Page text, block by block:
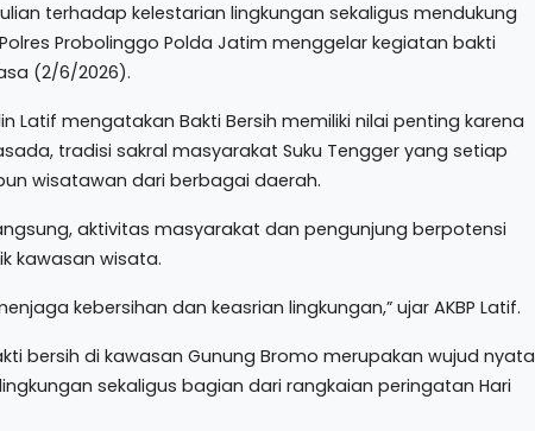
terhadap kelestarian lingkungan sekaligus mendukung
Probolinggo Polda Jatim menggelar kegiatan bakti
(2/6/2026).
Latif mengatakan Bakti Bersih memiliki nilai penting karena
tradisi sakral masyarakat Suku Tengger yang setiap
wisatawan dari berbagai daerah.
aktivitas masyarakat dan pengunjung berpotensi
kawasan wisata.
kebersihan dan keasrian lingkungan,” ujar AKBP Latif.
bersih di kawasan Gunung Bromo merupakan wujud nyata
sekaligus bagian dari rangkaian peringatan Hari